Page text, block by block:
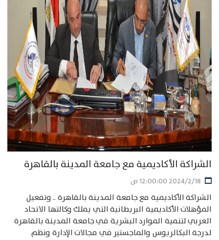
الشراكة الأكاديمية مع جامعة المدينة بالقاهرة
18‏‏/2‏‏/2024 12:00:00 ص
الشراكة الأكاديمية مع جامعة المدينة بالقاهرة .. وتفعيل
المؤهلات الأكاديمية البريطانية التي يملك وكالتها الاتحاد
العربي لتنمية الموارد البشرية في جامعة المدينة بالقاهرة
لدرجة البكالريوس والماجستير في مجالات الإدارة ونظم